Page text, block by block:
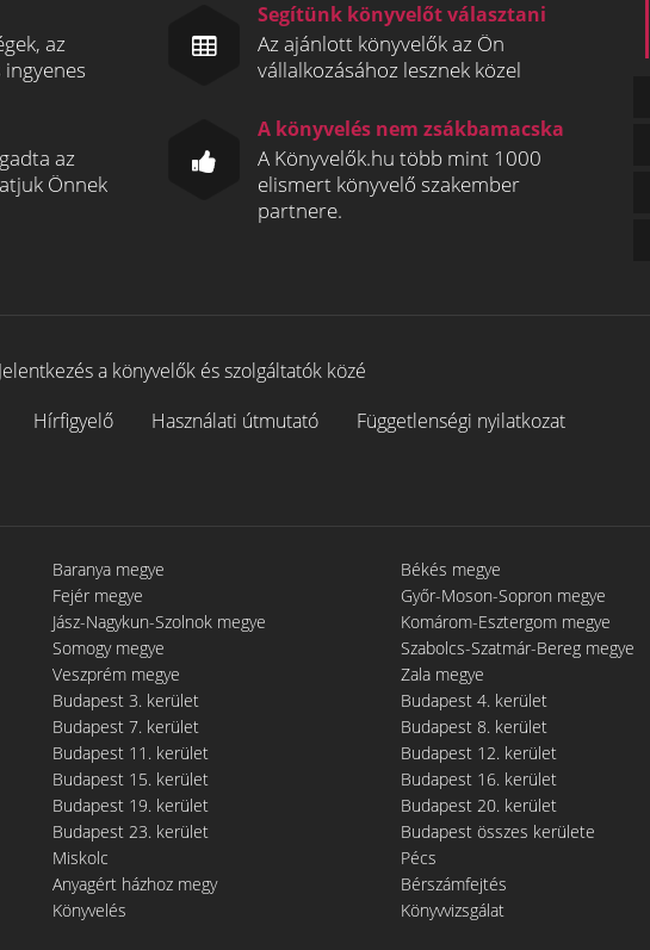
az
Segítünk könyvelőt választani
Az ajánlott könyvelők az Ön
vállalkozásához lesznek közel
az
Önnek
A könyvelés nem zsákbamacska
A Könyvelők.hu több mint 1000
elismert könyvelő szakember
partnere.
Jelentkezés a könyvelők és szolgáltatók közé
Hírfigyelő Használati útmutató
Függetlenségi nyilatkozat
Baranya megye
Békés megye
Fejér megye
Győr-Moson-Sopron megye
Jász-Nagykun-Szolnok megye
Komárom-Esztergom megye
Somogy megye
Szabolcs-Szatmár-Bereg megye
Veszprém megye
Zala megye
Budapest 3. kerület
Budapest 4. kerület
Budapest 7. kerület
Budapest 8. kerület
Budapest 11. kerület
Budapest 12. kerület
Budapest 15. kerület
Budapest 16. kerület
Budapest 19. kerület
Budapest 20. kerület
Budapest 23. kerület
Budapest összes kerülete
Miskolc
Pécs
Anyagért házhoz megy
Bérszámfejtés
Könyvelés
Könyvvizsgálat